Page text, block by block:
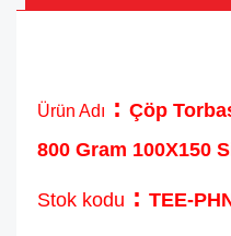
Ürün Adı : Çöp
800 Gram 100X150
Stok kodu : TEE-